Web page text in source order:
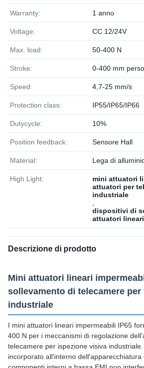
Warranty: 1 anno
Voltage: CC 12/24V
Max. load: 50-400 N
Stroke: 0-400 mm
Speed: 4,7-25 mm/s
Protection class: IP55/IP65/IP66
Dutycycle: 10%
Position feedback: Sensore Hall
Material: Lega di
High Light: mini attuatori
attuatori per
industriale
dispositivi di
attuatori lineari
Descrizione di prodotto
Mini attuatori lineari
sollevamento di telecamere per
industriale
I mini attuatori lineari impermeabili IP65
400 N per i meccanismi di regolazione
telecamere per ispezione visiva
incorporato all'interno dell'apparecchiatura